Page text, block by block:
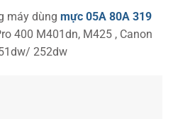
máy dùng mực 05A 80A 319
400 M401dn, M425 , Canon
252dw